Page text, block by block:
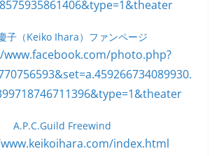
子（Keiko Ihara）ファンページ
A.P.C.Guild Freewind